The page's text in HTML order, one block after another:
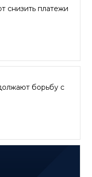
снизить платежи
борьбу с